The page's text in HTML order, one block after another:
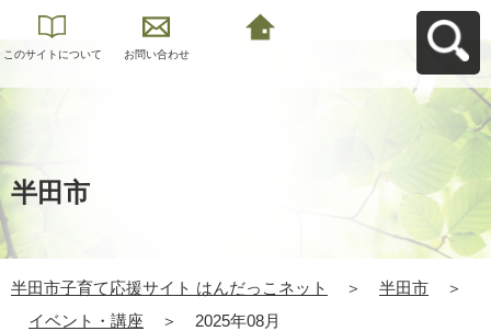
このサイトについて お問い合わせ
半田市
半田市子育て応援サイト はんだっこネット ＞ 半田市
＞
イベント・講座
＞ 2025年08月